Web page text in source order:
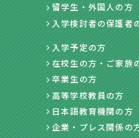
留学生・外国人の方
入学検討者の保護者
入学予定の方
在校生の方・ご家族
卒業生の方
高等学校教員の方
日本語教育機関の方
企業・プレス関係の